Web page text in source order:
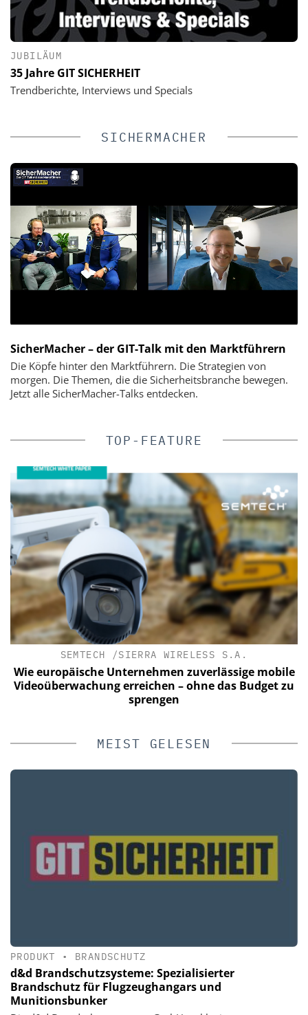
JUBILÄUM
35 Jahre GIT SICHERHEIT
Trendberichte, Interviews und Specials
SICHERMACHER
SicherMacher – der GIT-Talk mit den Marktführern
Die Köpfe hinter den Marktführern. Die Strategien von
morgen. Die Themen, die die Sicherheitsbranche bewegen.
Jetzt alle SicherMacher-Talks entdecken.
TOP-FEATURE
SEMTECH /SIERRA WIRELESS S.A.
Wie europäische Unternehmen zuverlässige mobile
Videoüberwachung erreichen – ohne das Budget zu
sprengen
MEIST GELESEN
PRODUKT • BRANDSCHUTZ
d&d Brandschutzsysteme: Spezialisierter
Brandschutz für Flugzeughangars und
Munitionsbunker